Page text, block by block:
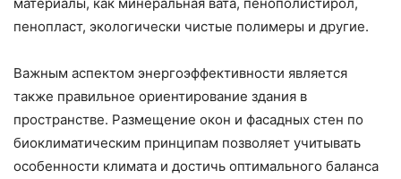
пенопласт, экологически чистые полимеры и другие.
Важным аспектом энергоэффективности является
также правильное ориентирование здания в
пространстве. Размещение окон и фасадных стен по
биоклиматическим принципам позволяет учитывать
особенности климата и достичь оптимального баланса